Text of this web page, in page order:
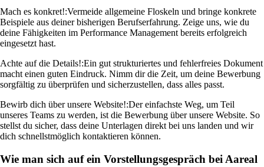
Mach es konkret!:Vermeide allgemeine Floskeln und bringe konkrete
Beispiele aus deiner bisherigen Berufserfahrung. Zeige uns, wie du
deine Fähigkeiten im Performance Management bereits erfolgreich
eingesetzt hast.
Achte auf die Details!:Ein gut strukturiertes und fehlerfreies Dokument
macht einen guten Eindruck. Nimm dir die Zeit, um deine Bewerbung
sorgfältig zu überprüfen und sicherzustellen, dass alles passt.
Bewirb dich über unsere Website!:Der einfachste Weg, um Teil
unseres Teams zu werden, ist die Bewerbung über unsere Website. So
stellst du sicher, dass deine Unterlagen direkt bei uns landen und wir
dich schnellstmöglich kontaktieren können.
Wie man sich auf ein Vorstellungsgespräch bei Aareal